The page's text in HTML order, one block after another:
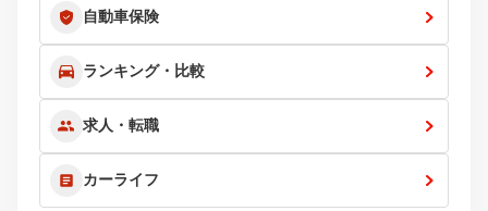
自動車保険
ランキング・比較
求人・転職
カーライフ